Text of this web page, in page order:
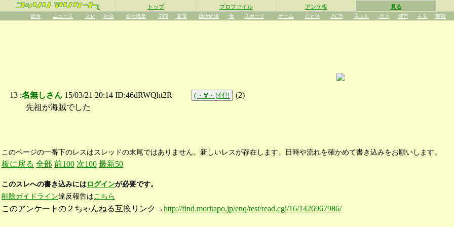
β トップ プロファイル アンケ板 見る
総合 ニュース 文化 社会 会社職業 学問 家電 政治経済 食 スポーツ ゲーム 心と体 PC等 ネット 大人 運営 ネタ 芸能
13 :名無しさん 15/03/21 20:14 ID:46dRWQht2R (・∀・)ｲｲ!! (2)
先祖が海賊でした
このページの一番下のレスはスレッドの末尾ではありません。新しいレスが存在します。日時や流れを確かめて書き込みをお願いします。
板に戻る 全部 前100 次100 最新50
このスレへの書き込みにはログインが必要です。
削除ガイドライン違反報告はこちら
このアンケートの２ちゃんねる互換リンク→http://find.moritapo.jp/enq/test/read.cgi/16/1426967986/